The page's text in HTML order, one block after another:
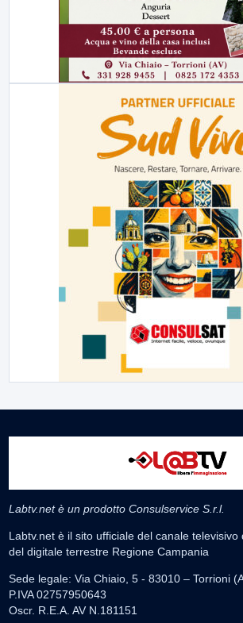
Labtv.net è un prodotto Consulservice S.r.l.
Labtv.net è il sito ufficiale del canale
del digitale terrestre Regione Campania
Sede legale: Via Chiaio, 5 - 83010 – Torrioni
P.IVA 02757950643
Oscr. R.E.A. AV N.181151